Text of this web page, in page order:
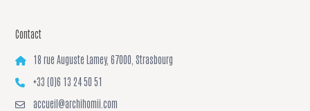
Contact
18 rue Auguste Lamey, 67000, Strasbourg
+33 (0)6 13 24 50 51
accueil@archihomii.com